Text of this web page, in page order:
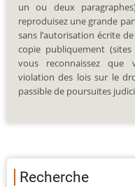
un ou deux
reproduisez une grande
sans l’autorisation écrite
copie publiquement
vous reconnaissez que
violation des lois sur le
passible de poursuites
Recherche